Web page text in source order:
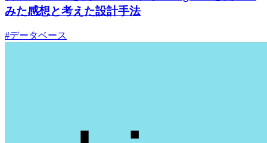
みた感想と考えた設計手法
#データベース